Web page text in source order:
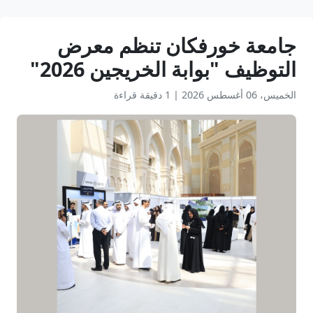
جامعة خورفكان تنظم معرض
التوظيف "بوابة الخريجين 2026"
الخميس، 06 أغسطس 2026 | 1 دقيقة قراءة